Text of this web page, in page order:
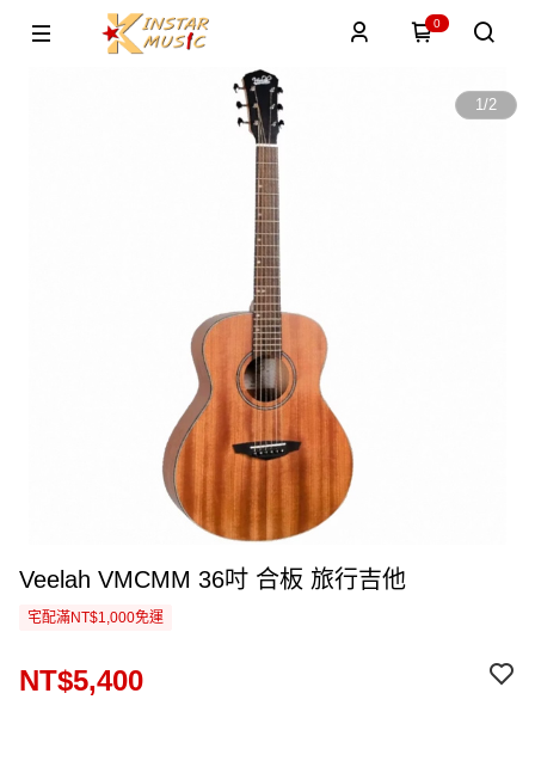
0
1/2
Veelah VMCMM 36吋 合板 旅行吉他
宅配滿NT$1,000免運
NT$5,400